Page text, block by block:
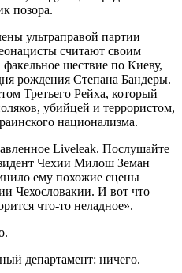
позора.
ультраправой партии
считают своим
шествие по Киеву,
рождения Степана Бандеры.
Третьего Рейха, который
убийцей и террористом,
национализма.
Liveleak. Послушайте
Чехии Милош Земан
ему похожие сцены
Чехословакии. И вот что
что-то неладное».
департамент: ничего.